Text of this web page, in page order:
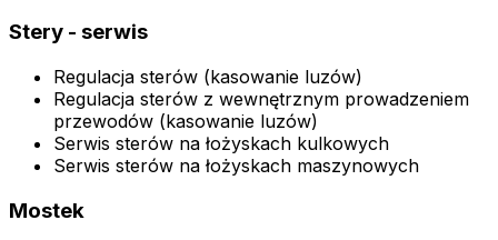
Stery - serwis
Regulacja sterów (kasowanie luzów)
Regulacja sterów z wewnętrznym prowadzeniem
przewodów (kasowanie luzów)
Serwis sterów na łożyskach kulkowych
Serwis sterów na łożyskach maszynowych
Mostek